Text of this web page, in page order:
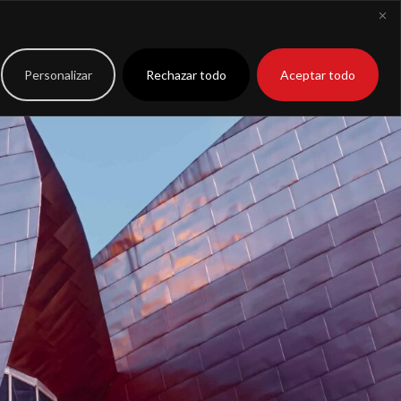
Personalizar Rechazar todo Aceptar todo